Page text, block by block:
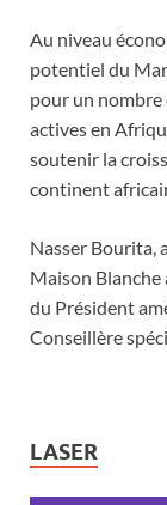
Au niveau
potentiel du
pour un nombre
actives en
soutenir la
continent
Nasser Bourita,
Maison Blanche
du Président
Conseillère
LASER